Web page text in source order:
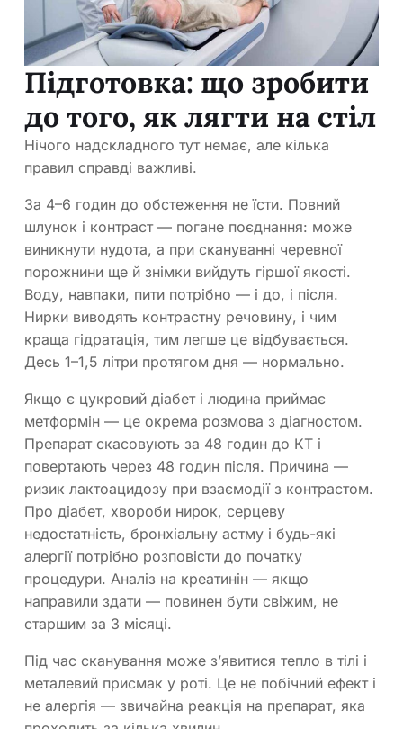
Підготовка: що зробити
до того, як лягти на стіл
Нічого надскладного тут немає, але кілька
правил справді важливі.
За 4–6 годин до обстеження не їсти. Повний
шлунок і контраст — погане поєднання: може
виникнути нудота, а при скануванні черевної
порожнини ще й знімки вийдуть гіршої якості.
Воду, навпаки, пити потрібно — і до, і після.
Нирки виводять контрастну речовину, і чим
краща гідратація, тим легше це відбувається.
Десь 1–1,5 літри протягом дня — нормально.
Якщо є цукровий діабет і людина приймає
метформін — це окрема розмова з діагностом.
Препарат скасовують за 48 годин до КТ і
повертають через 48 годин після. Причина —
ризик лактоацидозу при взаємодії з контрастом.
Про діабет, хвороби нирок, серцеву
недостатність, бронхіальну астму і будь-які
алергії потрібно розповісти до початку
процедури. Аналіз на креатинін — якщо
направили здати — повинен бути свіжим, не
старшим за 3 місяці.
Під час сканування може з’явитися тепло в тілі і
металевий присмак у роті. Це не побічний ефект і
не алергія — звичайна реакція на препарат, яка